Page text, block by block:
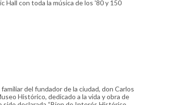
Hall con toda la música de los '80 y 150
del fundador de la ciudad, don Carlos
Histórico, dedicado a la vida y obra de